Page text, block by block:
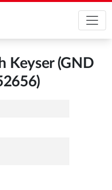
Keyser (GND